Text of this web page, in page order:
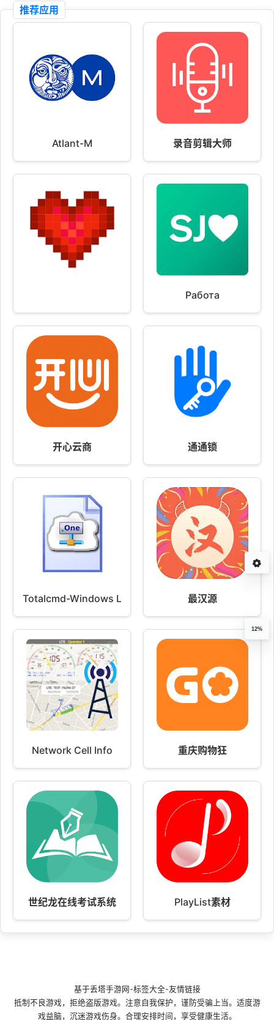
推荐应用
Atlant-M 录音剪辑大师
Работа
开心云商 通通锁
Totalcmd-Windows Live Skydrive 最汉源
Network Cell Info 重庆购物狂
世纪龙在线考试系统 PlayList素材
12%
基于丢塔手游网 -标签大全-友情链接
抵制不良游戏，拒绝盗版游戏。注意自我保护，谨防受骗上当。适度游
戏益脑，沉迷游戏伤身。合理安排时间，享受健康生活。